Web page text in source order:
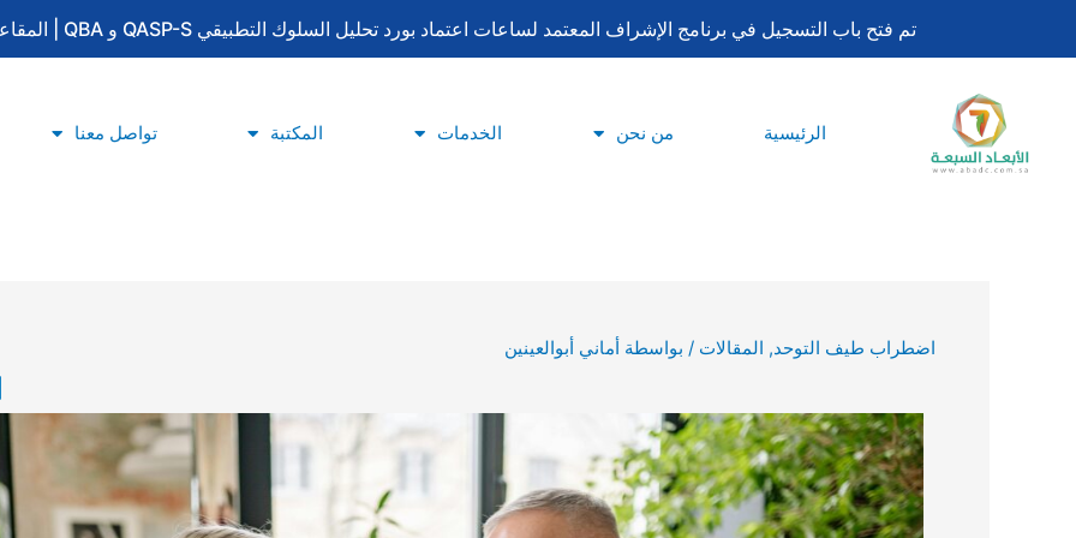
تم فتح باب التسجيل في برنامج الإشراف المعتمد لساعات اعتماد بورد تحليل السلوك التطبيقي QASP-S و QBA | المقاعد محدودة | للتسجيل والاستفسار: 0533415777
الرئيسية من نحن الخدمات المكتبة تواصل معنا
اضطراب طيف التوحد, المقالات / بواسطة أماني أبوالعينين